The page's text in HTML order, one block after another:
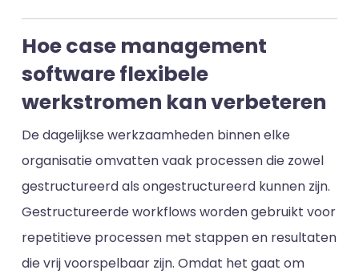
Hoe case management
software flexibele
werkstromen kan verbeteren
De dagelijkse werkzaamheden binnen elke
organisatie omvatten vaak processen die zowel
gestructureerd als ongestructureerd kunnen zijn.
Gestructureerde workflows worden gebruikt voor
repetitieve processen met stappen en resultaten
die vrij voorspelbaar zijn. Omdat het gaat om